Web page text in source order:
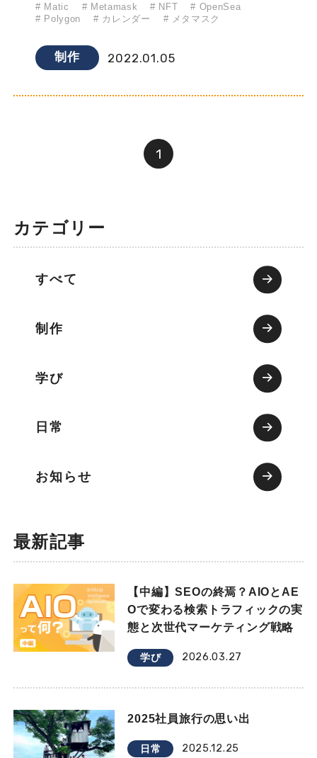
# Matic # Metamask # NFT
# OpenSea
# Polygon
# カレンダー # メタマスク
制作 2022.01.05
1
カテゴリー
すべて
制作
学び
日常
お知らせ
最新記事
【中編】SEOの終焉？AIOとAE
Oで変わる検索トラフィックの実
態と次世代マーケティング戦略
学び 2026.03.27
2025社員旅行の思い出
日常 2025.12.25